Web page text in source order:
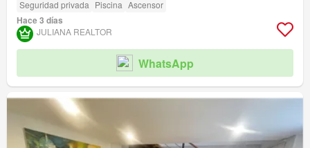
Seguridad privada Piscina Ascensor
Hace 3 días
JULIANA REALTOR
WhatsApp